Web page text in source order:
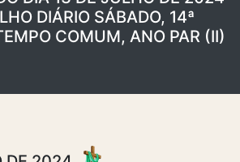
DIÁRIO SÁBADO, 14ª
COMUM, ANO PAR (II)